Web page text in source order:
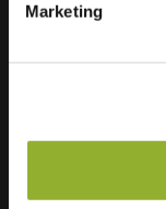
Marketing